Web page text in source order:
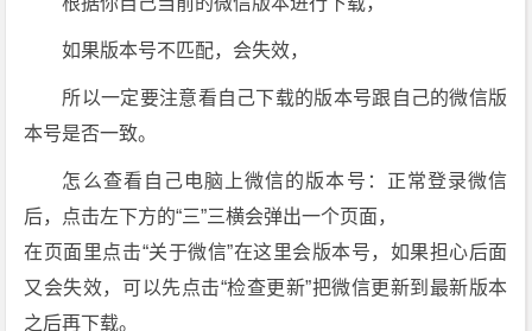
开
回
补
[4.
1.
如果版本号不匹配，会失效，
所以一定要注意看自己下载的版本号跟自己的微信版
本号是否一致。
怎么查看自己电脑上微信的版本号：正常登录微信
后，点击左下方的“三”三横会弹出一个页面，
在页面里点击“关于微信”在这里会版本号，如果担心后面
又会失效，可以先点击“检查更新”把微信更新到最新版本
之后再下载。